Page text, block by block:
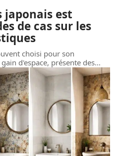
japonais est
de cas sur les
choisi pour son
d'espace, présente des…